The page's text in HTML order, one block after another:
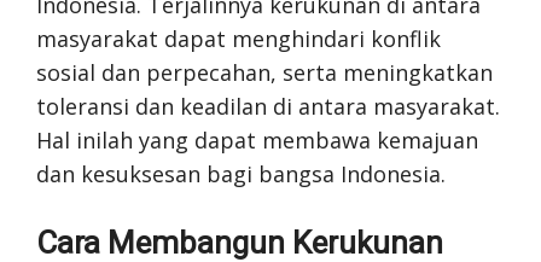
masyarakat dapat menghindari konflik
sosial dan perpecahan, serta meningkatkan
toleransi dan keadilan di antara masyarakat.
Hal inilah yang dapat membawa kemajuan
dan kesuksesan bagi bangsa Indonesia.
Cara Membangun Kerukunan